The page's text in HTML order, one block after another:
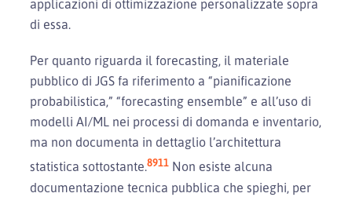
applicazioni di ottimizzazione personalizzate sopra
di essa.
Per quanto riguarda il forecasting, il materiale
pubblico di JGS fa riferimento a “pianificazione
probabilistica,” “forecasting ensemble” e all’uso di
modelli AI/ML nei processi di domanda e inventario,
ma non documenta in dettaglio l’architettura
statistica sottostante.8911 Non esiste alcuna
documentazione tecnica pubblica che spieghi, per